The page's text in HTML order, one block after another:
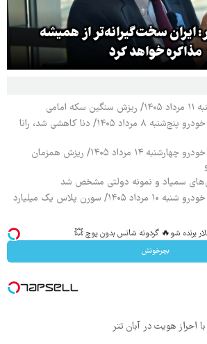
ایران سخت‌گیرانه‌تر از همیشه
مذاکره خواهد کرد
قیمت محصولات ایران خودرو پنج‌شنبه ۸ مرداد ۱۴۰۵/ دنا کاهشی شد، رانا
قیمت محصولات ایران خودرو چهارشنبه ۱۴ مرداد ۱۴۰۵/ ریزش همزمان
سمپاد و نمونه دولتی مشخص شد
قیمت محصولات ایران خودرو شنبه ۱۰ مرداد ۱۴۰۵/ سورن پلاس یک میلیارد
بچرخونش